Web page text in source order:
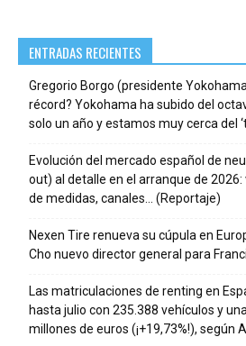
ENTRADAS RECIENTES
Gregorio Borgo (presidente
récord? Yokohama ha subido del
solo un año y estamos muy cerca del
Evolución del mercado español de
out) al detalle en el arranque de
de medidas, canales… (Reportaje)
Nexen Tire renueva su cúpula en
Cho nuevo director general para
Las matriculaciones de renting en
hasta julio con 235.388 vehículos y
millones de euros (¡+19,73%!), según